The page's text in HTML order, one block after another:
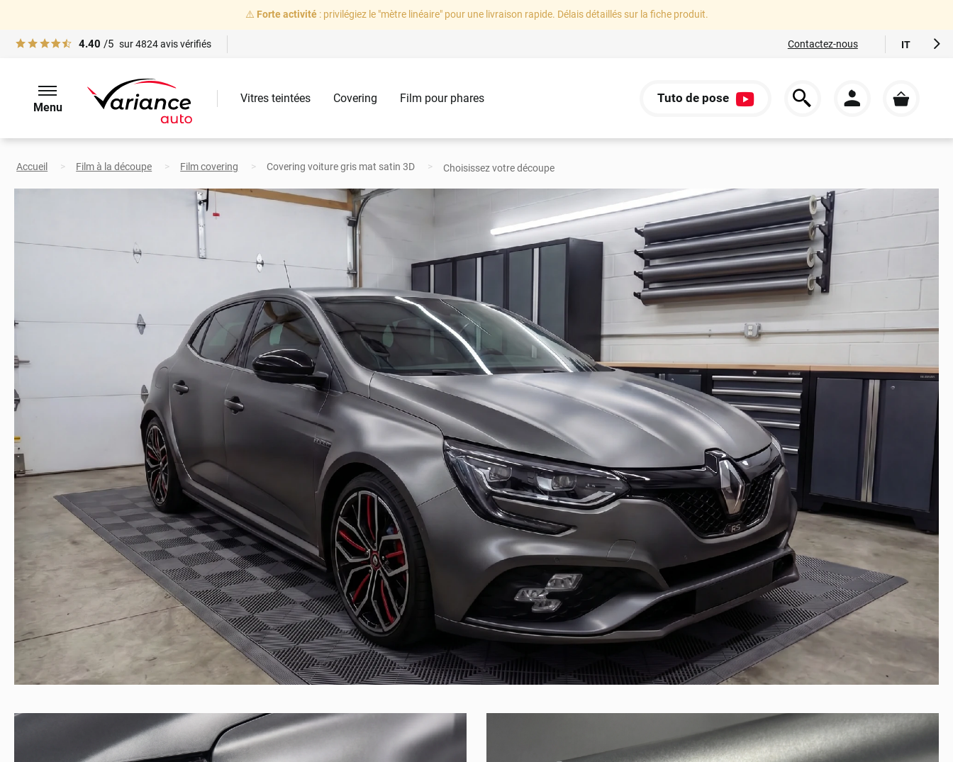
⚠️ Forte activité: privilégiez le "mètre linéaire" pour une livraison rapide. Délais détaillés sur la fiche produit.
4.40 /5 sur4824avis vérifiés Contactez-nous IT
Menu
Vitres teintées Covering Film pour phares Tuto de pose
Accueil Film à la découpe Film covering Covering voiture gris mat satin 3D Choisissez votre découpe